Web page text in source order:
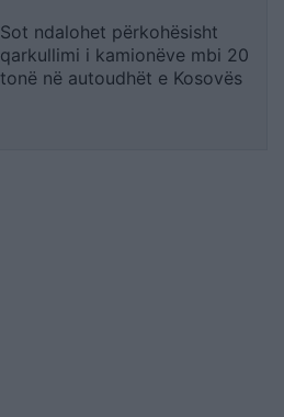
Sot ndalohet përkohësisht
qarkullimi i kamionëve mbi 20
tonë në autoudhët e Kosovës